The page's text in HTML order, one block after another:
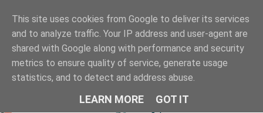
MENU
This site uses cookies from Google to deliver its services
and to analyze traffic. Your IP address and user-agent are
shared with Google along with performance and security
metrics to ensure quality of service, generate usage
statistics, and to detect and address abuse.
LEARN MORE GOT IT